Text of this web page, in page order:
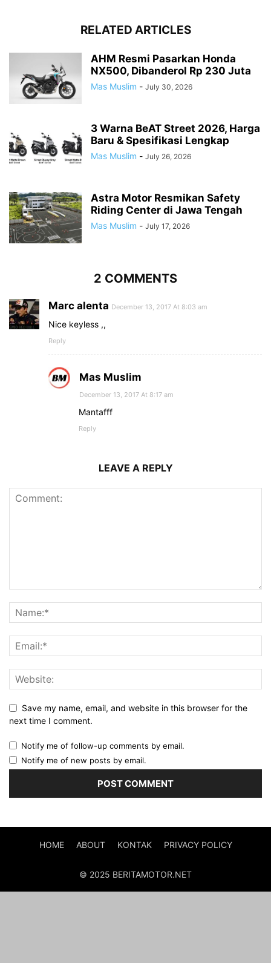
RELATED ARTICLES
AHM Resmi Pasarkan Honda
NX500, Dibanderol Rp 230 Juta
Mas Muslim - July 30, 2026
3 Warna BeAT Street 2026, Harga
Baru & Spesifikasi Lengkap
Mas Muslim - July 26, 2026
Astra Motor Resmikan Safety
Riding Center di Jawa Tengah
Mas Muslim - July 17, 2026
2 COMMENTS
Marc alenta December 13, 2017 At 8:03 am
Nice keyless ,,
Reply
Mas Muslim
December 13, 2017 At 8:17 am
Mantafff
Reply
LEAVE A REPLY
Save my name, email, and website in this browser for the
next time I comment.
Notify me of follow-up comments by email.
Notify me of new posts by email.
HOME ABOUT KONTAK PRIVACY POLICY
© 2025 BERITAMOTOR.NET